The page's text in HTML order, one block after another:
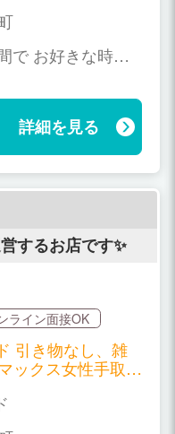
の間休憩は自
８０００円～１
は自由です。
で お好きな時
詳細を見る
するお店です✨
ライン面接OK
引き物なし、雑
ですね。 あく